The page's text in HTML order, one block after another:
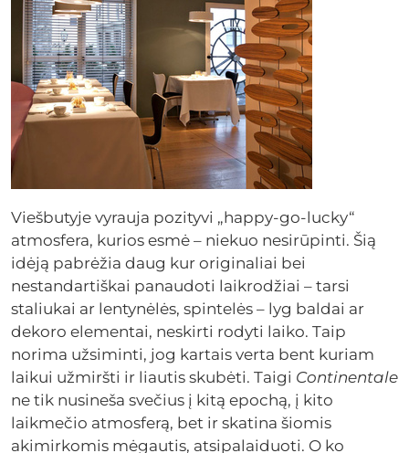
Viešbutyje vyrauja pozityvi „happy-go-lucky“
atmosfera, kurios esmė – niekuo nesirūpinti. Šią
idėją pabrėžia daug kur originaliai bei
nestandartiškai panaudoti laikrodžiai – tarsi
staliukai ar lentynėlės, spintelės – lyg baldai ar
dekoro elementai, neskirti rodyti laiko. Taip
norima užsiminti, jog kartais verta bent kuriam
laikui užmiršti ir liautis skubėti. Taigi Continentale
ne tik nusineša svečius į kitą epochą, į kito
laikmečio atmosferą, bet ir skatina šiomis
akimirkomis mėgautis, atsipalaiduoti. O ko